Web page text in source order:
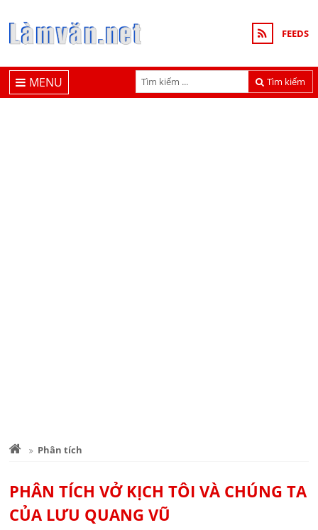
FEEDS
Tìm kiếm
MENU
Phân tích
PHÂN TÍCH VỞ KỊCH TÔI VÀ CHÚNG TA
CỦA LƯU QUANG VŨ